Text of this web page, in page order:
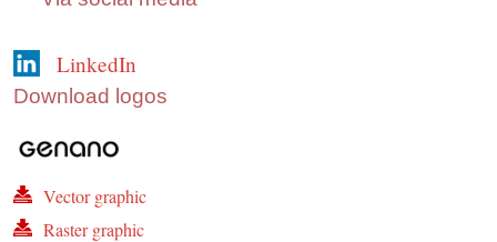
LinkedIn
Download logos
Vector graphic
Raster graphic